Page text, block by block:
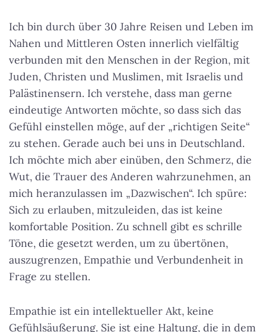
Ich bin durch über 30 Jahre Reisen und Leben im
Nahen und Mittleren Osten innerlich vielfältig
verbunden mit den Menschen in der Region, mit
Juden, Christen und Muslimen, mit Israelis und
Palästinensern. Ich verstehe, dass man gerne
eindeutige Antworten möchte, so dass sich das
Gefühl einstellen möge, auf der „richtigen Seite“
zu stehen. Gerade auch bei uns in Deutschland.
Ich möchte mich aber einüben, den Schmerz, die
Wut, die Trauer des Anderen wahrzunehmen, an
mich heranzulassen im „Dazwischen“. Ich spüre:
Sich zu erlauben, mitzuleiden, das ist keine
komfortable Position. Zu schnell gibt es schrille
Töne, die gesetzt werden, um zu übertönen,
auszugrenzen, Empathie und Verbundenheit in
Frage zu stellen.
Empathie ist ein intellektueller Akt, keine
Gefühlsäußerung. Sie ist eine Haltung, die in dem